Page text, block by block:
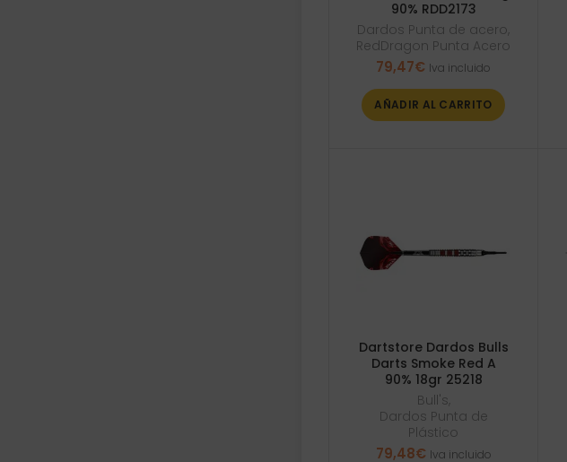
90% RDD2173
Dardos Punta de acero,
RedDragon Punta Acero
79,47€ Iva incluido
AÑADIR AL CARRITO
Dartstore Dardos Bulls
Darts Smoke Red A
90% 18gr 25218
Bull's,
Dardos Punta de
Plástico
79,48€ Iva incluido